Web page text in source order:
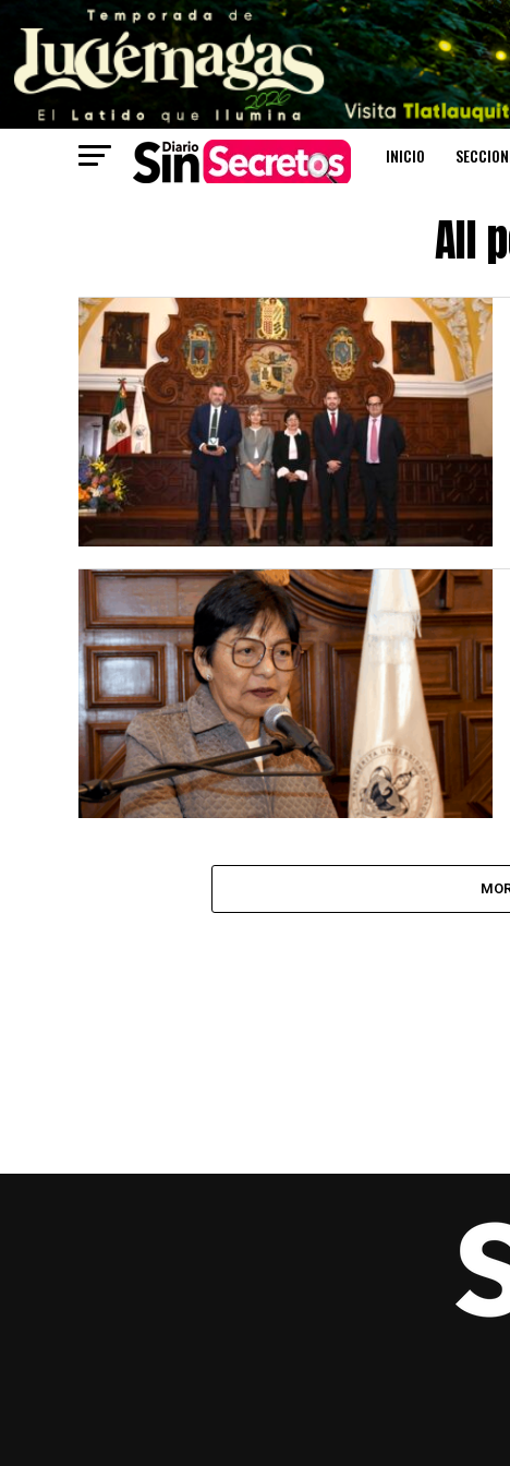
INICIO
All